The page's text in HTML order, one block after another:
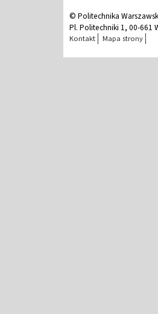
© Politechnika
Pl. Politechniki 1, 00-661
Kontakt Mapa strony